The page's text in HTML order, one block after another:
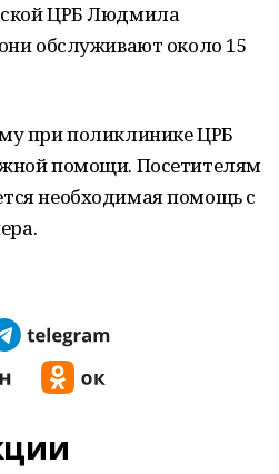
ЦРБ Людмила
обслуживают около 15
при поликлинике ЦРБ
помощи. Посетителям
необходимая помощь с